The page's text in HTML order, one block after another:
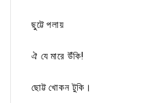
ছুট্টে পলায়
ঐ যে মারে উঁকি!
ছোট্ট খোকন টুকি।